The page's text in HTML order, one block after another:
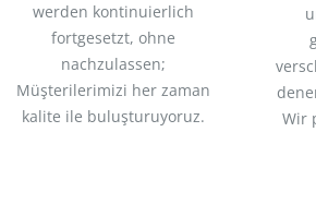
werden kontinuierlich
fortgesetzt, ohne
nachzulassen;
Müşterilerimizi her zaman
kalite ile buluşturuyoruz.
Wir